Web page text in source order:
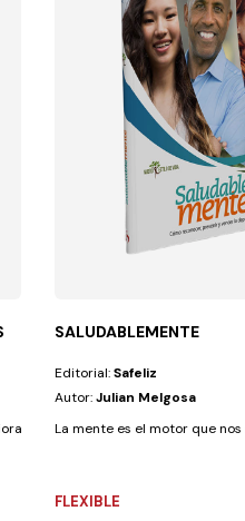
cada vez más la salud de las...
SALUDABLEMENTE
Editorial:Safeliz
Autor:Julian Melgosa
La mente es el motor que nos
FLEXIBLE